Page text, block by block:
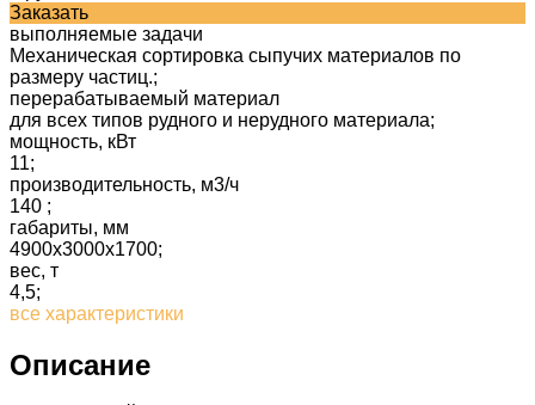
Заказать
выполняемые задачи
Механическая сортировка сыпучих материалов по
размеру частиц.;
перерабатываемый материал
для всех типов рудного и нерудного материала;
мощность, кВт
11;
производительность, м3/ч
140 ;
габариты, мм
4900х3000х1700;
вес, т
4,5;
все характеристики
Описание